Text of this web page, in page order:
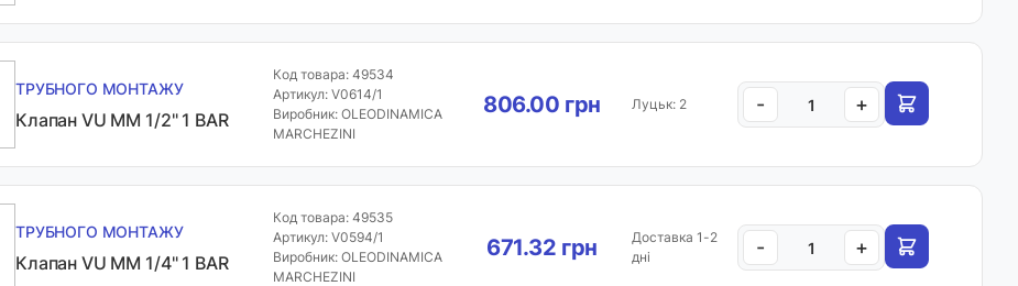
ТРУБНОГО МОНТАЖУ
Клапан VU MM 1/2" 1 BAR
Код товара: 49534
Артикул: V0614/1
Виробник: OLEODINAMICA
MARCHEZINI
806.00 грн Луцьк: 2 - +
ТРУБНОГО МОНТАЖУ
Клапан VU MM 1/4" 1 BAR
Код товара: 49535
Артикул: V0594/1
Виробник: OLEODINAMICA
MARCHEZINI
671.32 грн
Доставка 1-2
дні
- +